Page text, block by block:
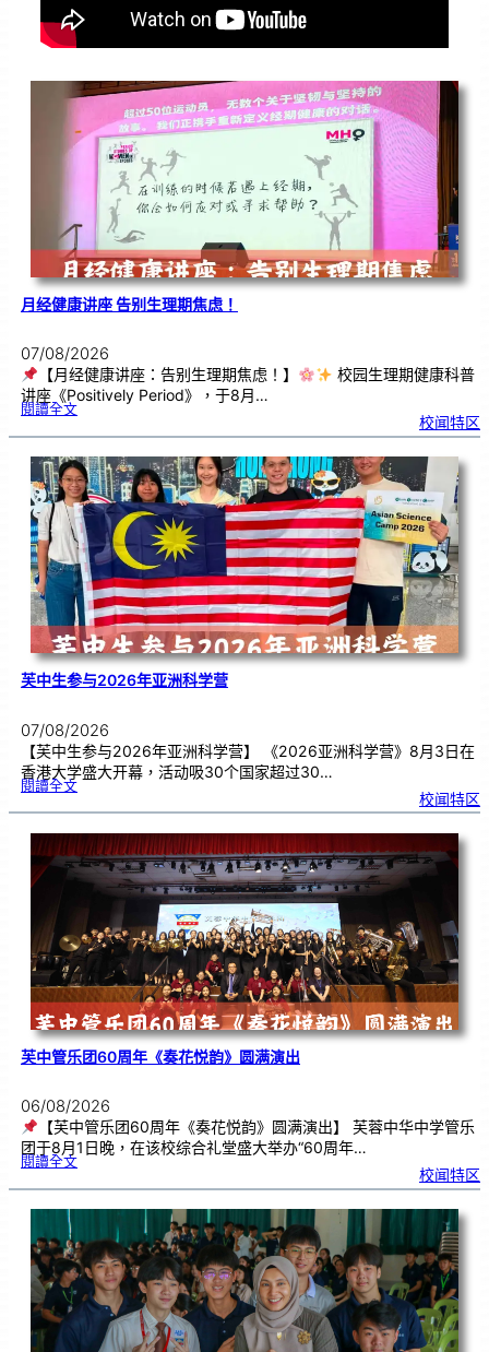
月经健康讲座 告别生理期焦虑！
07/08/2026
【月经健康讲座：告别生理期焦虑！】
校园生理期健康科普
讲座《Positively Period》，于8月…
閱讀全文:月
康
座
告
别
生
理
期
焦
虑
！
校闻特区
芙中生参与2026年亚洲科学营
07/08/2026
【芙中生参与2026年亚洲科学营】 《2026亚洲科学营》8月3日在
香港大学盛大开幕，活动吸30个国家超过30…
閱讀全文:芙
参
2
0
2
6
年
亚
洲科
校闻特区
芙中管乐团60周年《奏花悦韵》圆满演出
06/08/2026
【芙中管乐团60周年《奏花悦韵》圆满演出】 芙蓉中华中学管乐
团于8月1日晚，在该校综合礼堂盛大举办“60周年…
閱讀全文:芙
乐
6
0
《
奏
花
悦
韵
》
圆
满
演
出
校闻特区